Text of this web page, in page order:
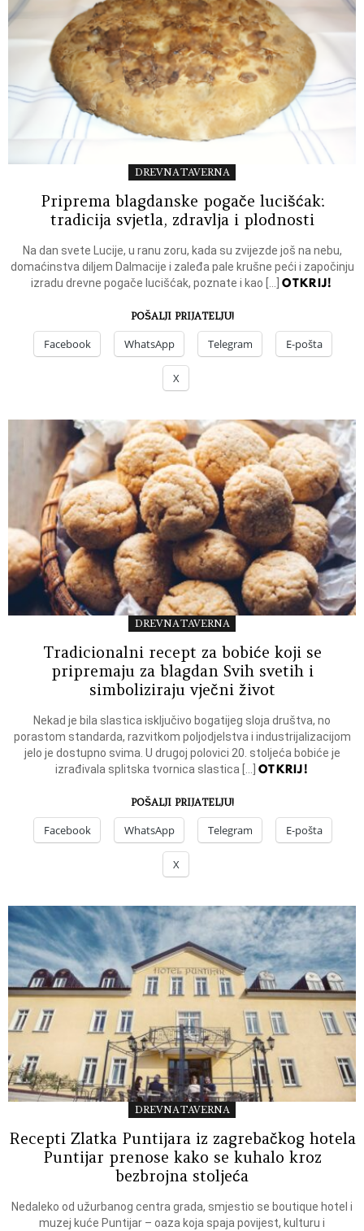
DREVNA TAVERNA
Priprema blagdanske pogače lucišćak:
tradicija svjetla, zdravlja i plodnosti
Na dan svete Lucije, u ranu zoru, kada su zvijezde još na nebu,
domaćinstva diljem Dalmacije i zaleđa pale krušne peći i započinju
izradu drevne pogače lucišćak, poznate i kao […]OTKRIJ!
POŠALJI PRIJATELJU!
Facebook WhatsApp Telegram E-pošta
X
DREVNA TAVERNA
Tradicionalni recept za bobiće koji se
pripremaju za blagdan Svih svetih i
simboliziraju vječni život
Nekad je bila slastica isključivo bogatijeg sloja društva, no
porastom standarda, razvitkom poljodjelstva i industrijalizacijom
jelo je dostupno svima. U drugoj polovici 20. stoljeća bobiće je
izrađivala splitska tvornica slastica […] OTKRIJ!
POŠALJI PRIJATELJU!
Facebook WhatsApp Telegram E-pošta
X
DREVNA TAVERNA
Recepti Zlatka Puntijara iz zagrebačkog hotela
Puntijar prenose kako se kuhalo kroz
bezbrojna stoljeća
Nedaleko od užurbanog centra grada, smjestio se boutique hotel i
muzej kuće Puntijar – oaza koja spaja povijest, kulturu i